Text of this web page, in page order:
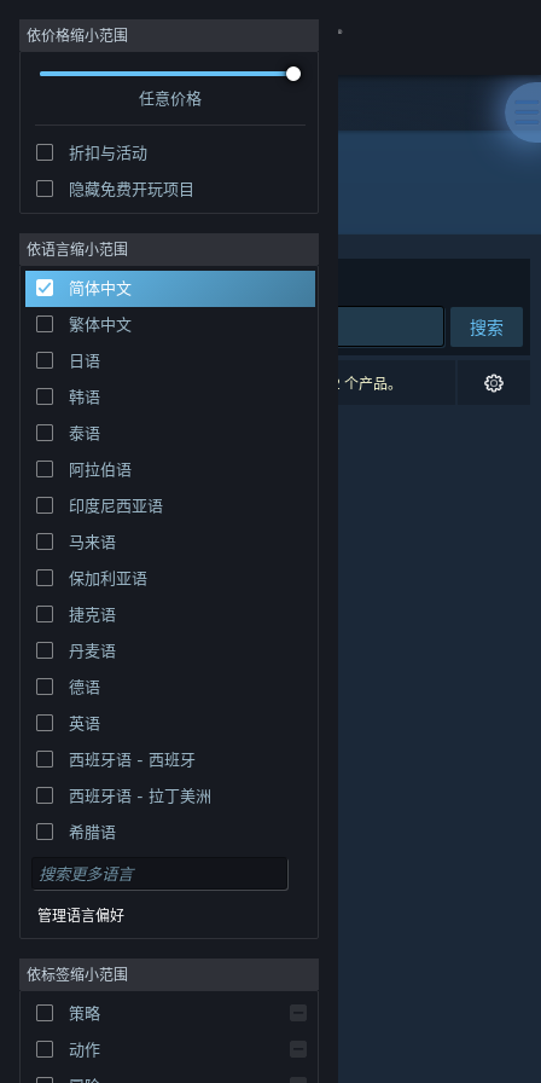
登录
社区
关于
客服
更改语言
获取 Steam 手机应用
查看桌面版网站
© Valve Corporation。保留所有权利。所有商标均为其在
律信息| 无障碍
依价格缩小范围
任意价格
折扣与活动
隐藏免费开玩项目
依语言缩小范围
简体中文
繁体中文
日语
韩语
泰语
阿拉伯语
印度尼西亚语
马来语
保加利亚语
捷克语
丹麦语
德语
英语
西班牙语 - 西班牙
西班牙语 - 拉丁美洲
希腊语
管理语言偏好
依标签缩小范围
策略
动作
开发者: Blue Collar Games
排序依据 相关性
搜索
0 个匹配的搜索结果。 根据您的偏好，已排除了 2 个产品。